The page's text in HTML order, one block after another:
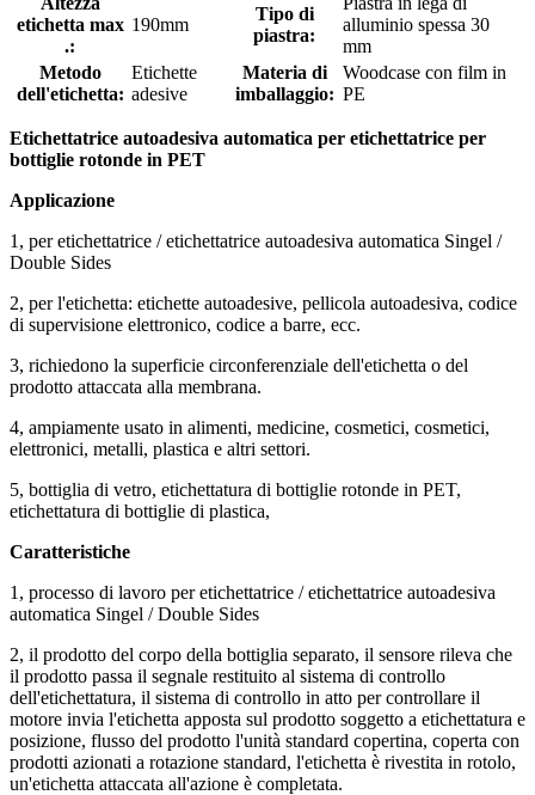
etichetta max
.:
190mm
Tipo di
piastra:
alluminio spessa 30
mm
Metodo
dell'etichetta:
Etichette
adesive
Materia di
imballaggio:
Woodcase con film in
PE
Etichettatrice autoadesiva automatica per etichettatrice per
bottiglie rotonde in PET
Applicazione
1, per etichettatrice / etichettatrice autoadesiva automatica Singel /
Double Sides
2, per l'etichetta: etichette autoadesive, pellicola autoadesiva, codice
di supervisione elettronico, codice a barre, ecc.
3, richiedono la superficie circonferenziale dell'etichetta o del
prodotto attaccata alla membrana.
4, ampiamente usato in alimenti, medicine, cosmetici, cosmetici,
elettronici, metalli, plastica e altri settori.
5, bottiglia di vetro, etichettatura di bottiglie rotonde in PET,
etichettatura di bottiglie di plastica,
Caratteristiche
1, processo di lavoro per etichettatrice / etichettatrice autoadesiva
automatica Singel / Double Sides
2, il prodotto del corpo della bottiglia separato, il sensore rileva che
il prodotto passa il segnale restituito al sistema di controllo
dell'etichettatura, il sistema di controllo in atto per controllare il
motore invia l'etichetta apposta sul prodotto soggetto a etichettatura e
posizione, flusso del prodotto l'unità standard copertina, coperta con
prodotti azionati a rotazione standard, l'etichetta è rivestita in rotolo,
un'etichetta attaccata all'azione è completata.